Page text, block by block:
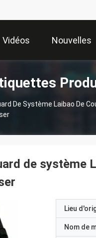
Vidéos Nouvelles
De Système Laibao De
de système
Lieu
Nom de